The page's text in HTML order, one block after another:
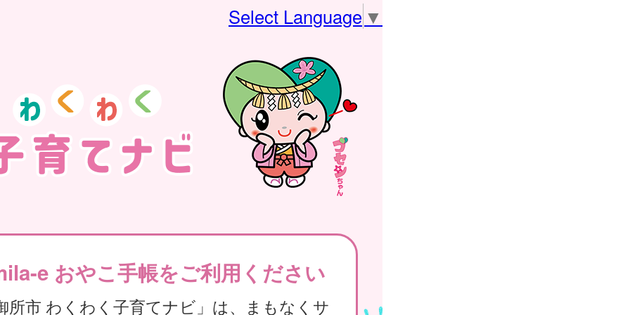
Select Language ▼
e おやこ手帳をご利用ください
所市 わくわく子育てナビ」は、まもなくサ